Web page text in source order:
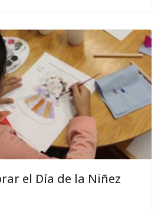
el Día de la Niñez